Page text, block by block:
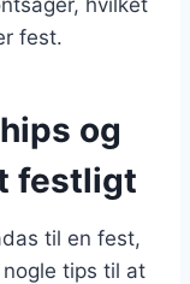
fest.
og
festligt
til en fest,
tips til at